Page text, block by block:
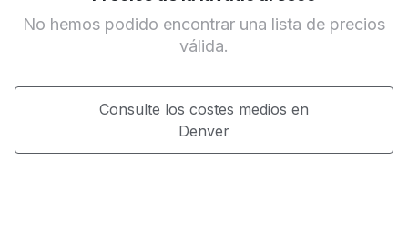
No hemos podido encontrar una lista de precios
válida.
Consulte los costes medios en
Denver